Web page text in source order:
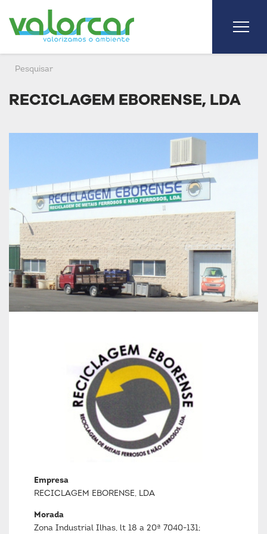
RECICLAGEM EBORENSE, LDA
Empresa
RECICLAGEM EBORENSE, LDA
Morada
Zona Industrial Ilhas, lt 18 a 20ª 7040-131;